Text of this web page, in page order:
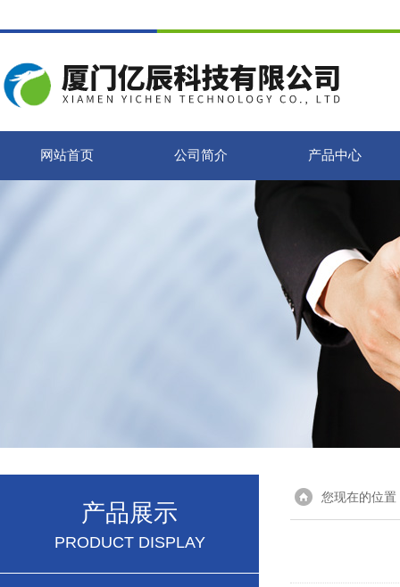
网站首页 公司简介 产品中心
产品展示
PRODUCT DISPLAY
您现在的位置